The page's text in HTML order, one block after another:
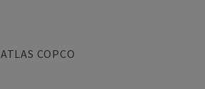
ATLAS COPCO